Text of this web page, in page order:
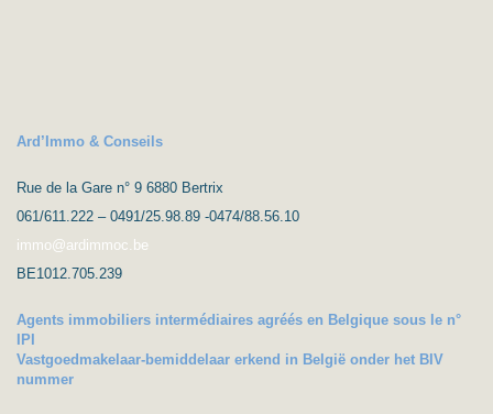
Ard’Immo & Conseils
Rue de la Gare n° 9 6880 Bertrix
061/611.222 – 0491/25.98.89 -0474/88.56.10
immo@ardimmoc.be
BE1012.705.239
Agents immobiliers intermédiaires agréés en Belgique sous le n°
IPI
Vastgoedmakelaar-bemiddelaar erkend in België onder het BIV
nummer